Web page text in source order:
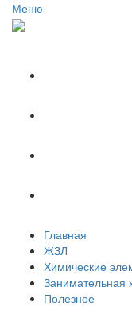
Меню
Главная
ЖЗЛ
Химические
Занимательная
Полезное